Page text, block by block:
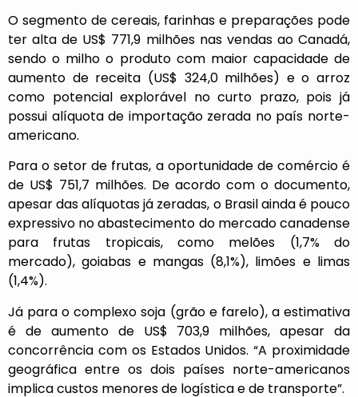
O segmento de cereais, farinhas e preparações pode
ter alta de US$ 771,9 milhões nas vendas ao Canadá,
sendo o milho o produto com maior capacidade de
aumento de receita (US$ 324,0 milhões) e o arroz
como potencial explorável no curto prazo, pois já
possui alíquota de importação zerada no país norte-
americano.
Para o setor de frutas, a oportunidade de comércio é
de US$ 751,7 milhões. De acordo com o documento,
apesar das alíquotas já zeradas, o Brasil ainda é pouco
expressivo no abastecimento do mercado canadense
para frutas tropicais, como melões (1,7% do
mercado), goiabas e mangas (8,1%), limões e limas
(1,4%).
Já para o complexo soja (grão e farelo), a estimativa
é de aumento de US$ 703,9 milhões, apesar da
concorrência com os Estados Unidos. “A proximidade
geográfica entre os dois países norte-americanos
implica custos menores de logística e de transporte”.